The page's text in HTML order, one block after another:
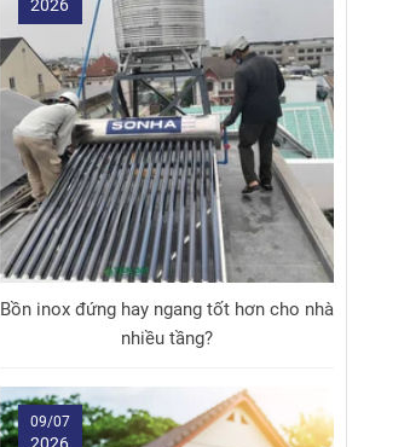
Bồn inox đứng hay ngang tốt hơn cho nhà
nhiều tầng?
2026
09/07
2026